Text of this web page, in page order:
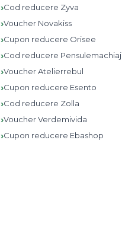
›Cod reducere Zyva
›Voucher Novakiss
›Cupon reducere Orisee
›Cod reducere Pensulemachiaj
›VoucherAtelierrebul
›Cupon reducere Esento
›Cod reducere Zolla
›VoucherVerdemivida
›Cupon reducere Ebashop